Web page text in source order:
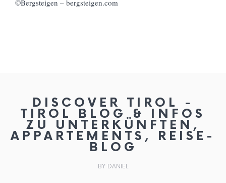
©Bergsteigen – bergsteigen.com
DISCOVER TIROL -
TIROL BLOG & INFOS
ZU UNTERKÜNFTEN,
APPARTEMENTS, REISE-
BLOG
BY DANIEL